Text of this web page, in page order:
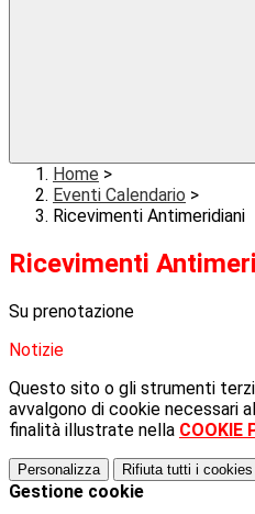
Home >
Eventi Calendario >
Ricevimenti Antimeridiani
Ricevimenti
Su prenotazione
Notizie
Questo sito o gli strumenti
avvalgono di cookie necessari
finalità illustrate nella COOKIE
Personalizza Rifiuta tutti i cookies
Gestione cookie